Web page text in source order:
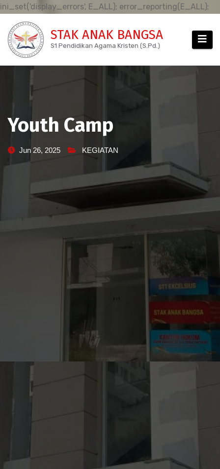
ini_set('display_errors', E_ALL); error_reporting(E_ALL);
STAK ANAK BANGSA
S1 Pendidikan Agama Kristen (S.Pd.)
Youth Camp
Jun 26, 2025 KEGIATAN